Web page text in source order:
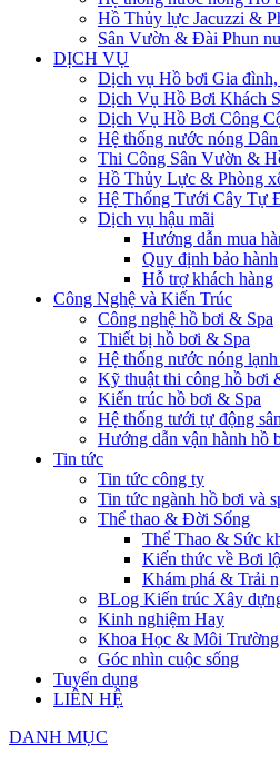
Hồ Thủy lực Jacuzzi &
Sân Vườn & Đài Phun
DỊCH VỤ
Dịch vụ Hồ bơi Gia
Dịch Vụ Hồ Bơi Khách
Dịch Vụ Hồ Bơi Công
Hệ thống nước nóng
Thi Công Sân Vườn &
Hồ Thủy Lực & Phòng
Hệ Thống Tưới Cây Tự
Dịch vụ hậu mãi
Hướng dẫn mua
Quy định bảo hành
Hỗ trợ khách hàng
Công Nghệ và Kiến Trúc
Công nghệ hồ bơi & Spa
Thiết bị hồ bơi & Spa
Hệ thống nước nóng
Kỹ thuật thi công hồ bơi
Kiến trúc hồ bơi & Spa
Hệ thống tưới tự động
Hướng dẫn vận hành hồ
Tin tức
Tin tức công ty
Tin tức ngành hồ bơi và
Thể thao & Đời Sống
Thể Thao & Sức
Kiến thức về Bơi
Khám phá & Trải
BLog Kiến trúc Xây
Kinh nghiệm Hay
Khoa Học & Môi Trường
Góc nhìn cuộc sống
Tuyển dụng
LIÊN HỆ
DANH MỤC